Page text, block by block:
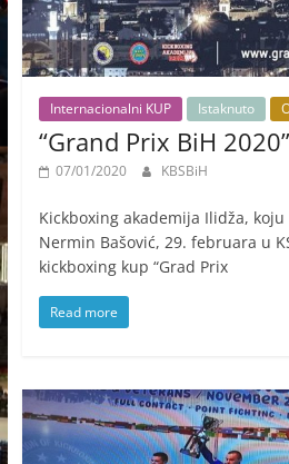
Internacionalni KUP Istaknuto
“Grand Prix BiH 2020”
07/01/2020 KBSBiH
Kickboxing akademija Ilidža,
Nermin Bašović, 29. februara u
kickboxing kup “Grad Prix
Read more